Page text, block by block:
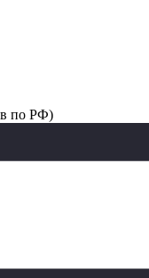
по РФ)